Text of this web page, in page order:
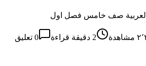
العربية صف خامس فصل اول
مشاهدة 2 دقيقة قراءة 0 تعليق